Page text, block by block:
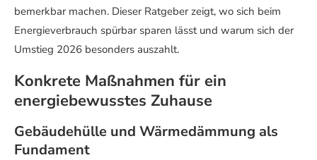
bemerkbar machen. Dieser Ratgeber zeigt, wo sich beim
Energieverbrauch spürbar sparen lässt und warum sich der
Umstieg 2026 besonders auszahlt.
Konkrete Maßnahmen für ein
energiebewusstes Zuhause
Gebäudehülle und Wärmedämmung als
Fundament